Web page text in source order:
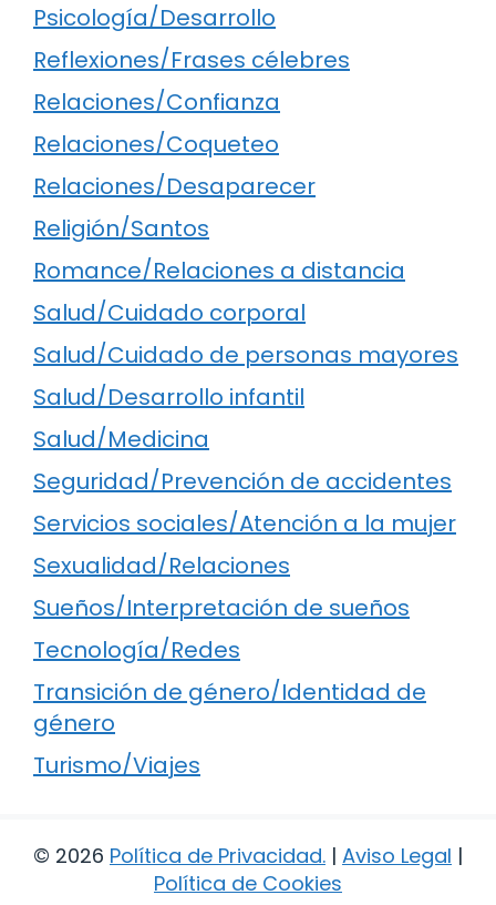
Psicología/Desarrollo
Reflexiones/Frases célebres
Relaciones/Confianza
Relaciones/Coqueteo
Relaciones/Desaparecer
Religión/Santos
Romance/Relaciones a distancia
Salud/Cuidado corporal
Salud/Cuidado de personas mayores
Salud/Desarrollo infantil
Salud/Medicina
Seguridad/Prevención de accidentes
Servicios sociales/Atención a la mujer
Sexualidad/Relaciones
Sueños/Interpretación de sueños
Tecnología/Redes
Transición de género/Identidad de
género
Turismo/Viajes
© 2026 Política de Privacidad. | Aviso Legal |
Política de Cookies